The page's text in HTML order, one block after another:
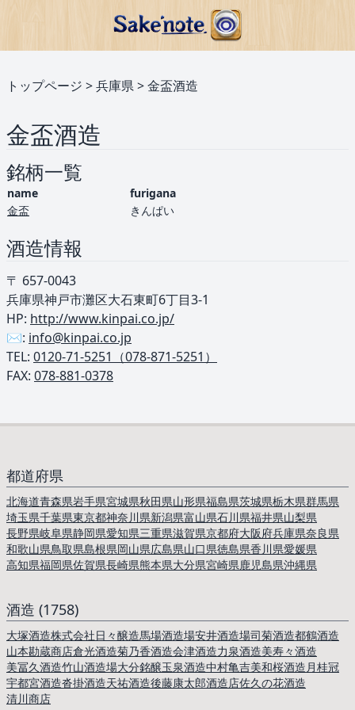
トップページ >兵庫県>金盃酒造
金盃酒造
銘柄一覧
name
furigana
金盃
きんぱい
酒造情報
〒 657-0043
兵庫県神戸市灘区大石東町6丁目3-1
HP: http://www.kinpai.co.jp/
✉️: info@kinpai.co.jp
TEL: ︎ 0120-71-5251（078-871-5251）
FAX: 078-881-0378
都道府県
北海道青森県岩手県宮城県秋田県山形県福島県茨城県栃木県群馬県
埼玉県千葉県東京都神奈川県新潟県富山県石川県福井県山梨県
長野県岐阜県静岡県愛知県三重県滋賀県京都府大阪府兵庫県奈良県
和歌山県鳥取県島根県岡山県広島県山口県徳島県香川県愛媛県
高知県福岡県佐賀県長崎県熊本県大分県宮崎県鹿児島県沖縄県
酒造 (1758)
大塚酒造株式会社日々醸造馬場酒造場安井酒造場司菊酒造都鶴酒造
山本勘蔵商店倉光酒造菊乃香酒造会津酒造力泉酒造美寿々酒造
美冨久酒造竹山酒造場大分銘醸玉泉酒造中村亀吉美和桜酒造月桂冠
宇都宮酒造沓掛酒造天祐酒造後藤康太郎酒造店佐久の花酒造
清川商店